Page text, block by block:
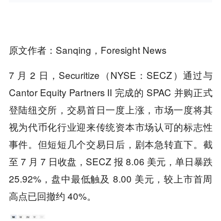
原文作者：Sanqing，Foresight News
7 月 2 日，Securitize（NYSE：SECZ）通过与
Cantor Equity Partners II 完成的 SPAC 并购正式
登陆纽交所，交易首日一度上涨，市场一度将其
视为代币化行业迎来传统资本市场认可的标志性
事件。但短短几个交易日后，剧本急转直下。截
至 7 月 7 日收盘，SECZ 报 8.06 美元，单日暴跌
25.92%，盘中最低触及 8.00 美元，较上市首周
高点已回撤约 40%。